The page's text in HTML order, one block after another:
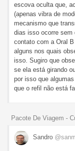
escova oculta que,
(apenas vibra de
mecanismo que
dias isso ocorre sem
contato com a Oral
alguns nos quais
isso. Sugiro que
se ela está girando
por isso que
que o refil não está
Pacote De Viagem -
Sandro